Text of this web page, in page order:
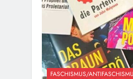
FASCHISMUS/